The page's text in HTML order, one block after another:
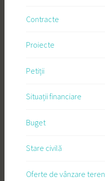
Contracte
Proiecte
Petiții
Situații financiare
Buget
Stare civilă
Oferte de vânzare teren